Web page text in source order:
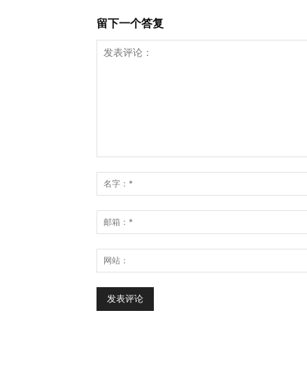
留下一个答复